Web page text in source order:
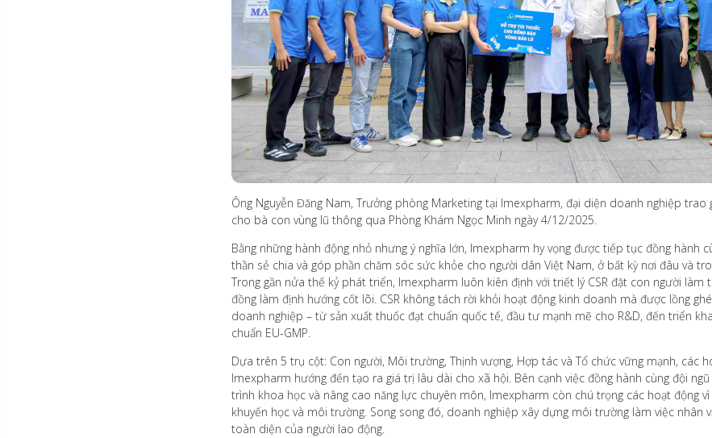
Ông Nguyễn Đăng Nam, Trưởng phòng Marketing tại Imexpharm, đại diện doanh nghiệp
cho bà con vùng lũ thông qua Phòng Khám Ngọc Minh ngày 4/12/2025.
Bằng những hành động nhỏ nhưng ý nghĩa lớn, Imexpharm hy vọng được tiếp tục đồng hành
thần sẻ chia và góp phần chăm sóc sức khỏe cho người dân Việt Nam, ở bất kỳ nơi đâu và
Trong gần nửa thế kỷ phát triển, Imexpharm luôn kiên định với triết lý CSR đặt con người làm
đồng làm định hướng cốt lõi. CSR không tách rời khỏi hoạt động kinh doanh mà được lồng
doanh nghiệp – từ sản xuất thuốc đạt chuẩn quốc tế, đầu tư mạnh mẽ cho R&D, đến triển
chuẩn EU-GMP.
Dựa trên 5 trụ cột: Con người, Môi trường, Thịnh vượng, Hợp tác và Tổ chức vững mạnh, các
Imexpharm hướng đến tạo ra giá trị lâu dài cho xã hội. Bên cạnh việc đồng hành cùng đội
trình khoa học và nâng cao năng lực chuyên môn, Imexpharm còn chú trọng các hoạt động
khuyến học và môi trường. Song song đó, doanh nghiệp xây dựng môi trường làm việc nhân
toàn diện của người lao động.